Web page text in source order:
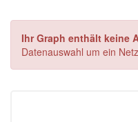
Ihr Graph enthält keine
Datenauswahl um ein